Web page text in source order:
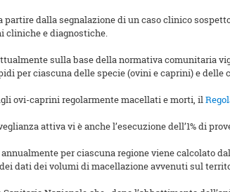
partire dalla segnalazione di un caso clinico
cliniche e diagnostiche.
sulla base della normativa comunitaria
per ciascuna delle specie (ovini e caprini) e
ovi-caprini regolarmente macellati e morti, il
attiva vi è anche l’esecuzione dell’1% di
per ciascuna regione viene calcolato dal
dati dei volumi di macellazione avvenuti sul